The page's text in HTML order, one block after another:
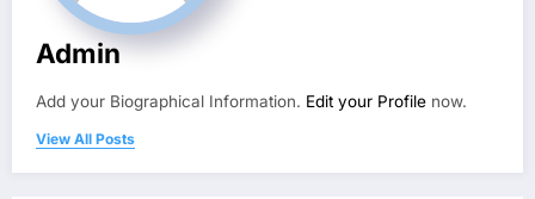
Admin
Add your Biographical Information. Edit your Profile now.
View All Posts